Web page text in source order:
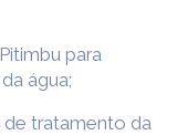
para
água;
tratamento da